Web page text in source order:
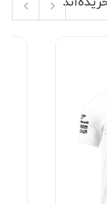
است.
شستشوی